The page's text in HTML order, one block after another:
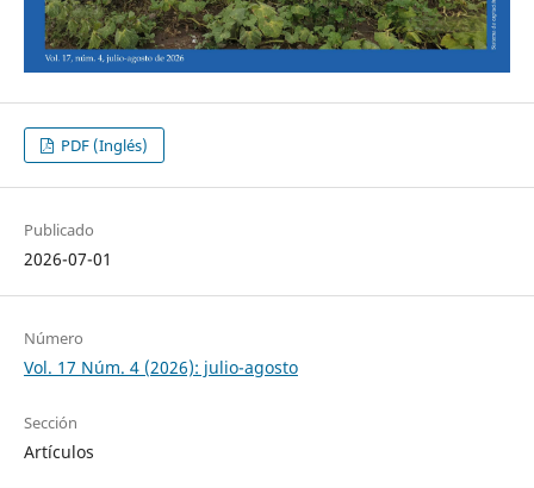
PDF (Inglés)
Publicado
2026-07-01
Número
Vol. 17 Núm. 4 (2026): julio-agosto
Sección
Artículos